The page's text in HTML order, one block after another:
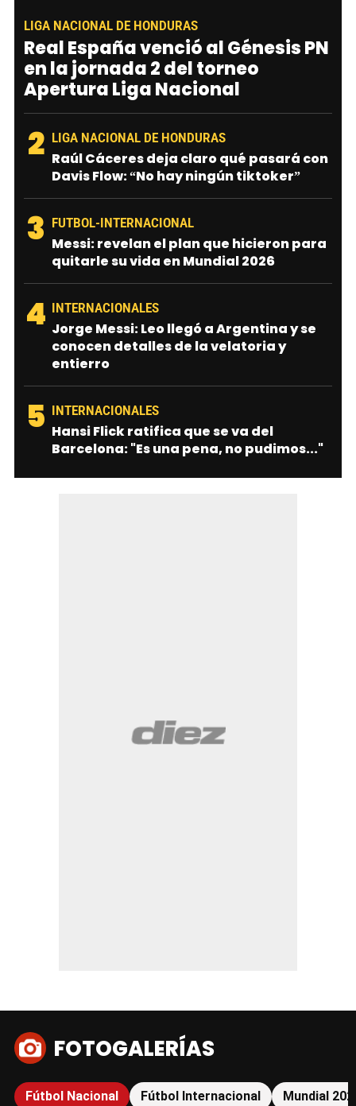
LIGA NACIONAL DE HONDURAS
Real España venció al Génesis PN
en la jornada 2 del torneo
Apertura Liga Nacional
2 LIGA NACIONAL DE HONDURAS
Raúl Cáceres deja claro qué pasará con
Davis Flow: “No hay ningún tiktoker”
3 FUTBOL-INTERNACIONAL
Messi: revelan el plan que hicieron para
quitarle su vida en Mundial 2026
4 INTERNACIONALES
Jorge Messi: Leo llegó a Argentina y se
conocen detalles de la velatoria y
entierro
5 INTERNACIONALES
Hansi Flick ratifica que se va del
Barcelona: "Es una pena, no pudimos..."
FOTOGALERÍAS
Fútbol Nacional Fútbol Internacional Mundial